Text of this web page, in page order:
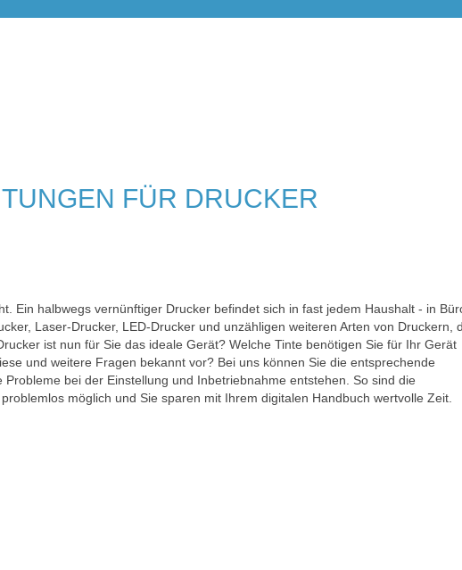
FÜR DRUCKER
Ein halbwegs vernünftiger Drucker befindet sich in fast jedem Haushalt - in
Laser-Drucker, LED-Drucker und unzähligen weiteren Arten von Druckern,
ist nun für Sie das ideale Gerät? Welche Tinte benötigen Sie für Ihr Gerät
und weitere Fragen bekannt vor? Bei uns können Sie die entsprechende
bei der Einstellung und Inbetriebnahme entstehen. So sind die
möglich und Sie sparen mit Ihrem digitalen Handbuch wertvolle Zeit.